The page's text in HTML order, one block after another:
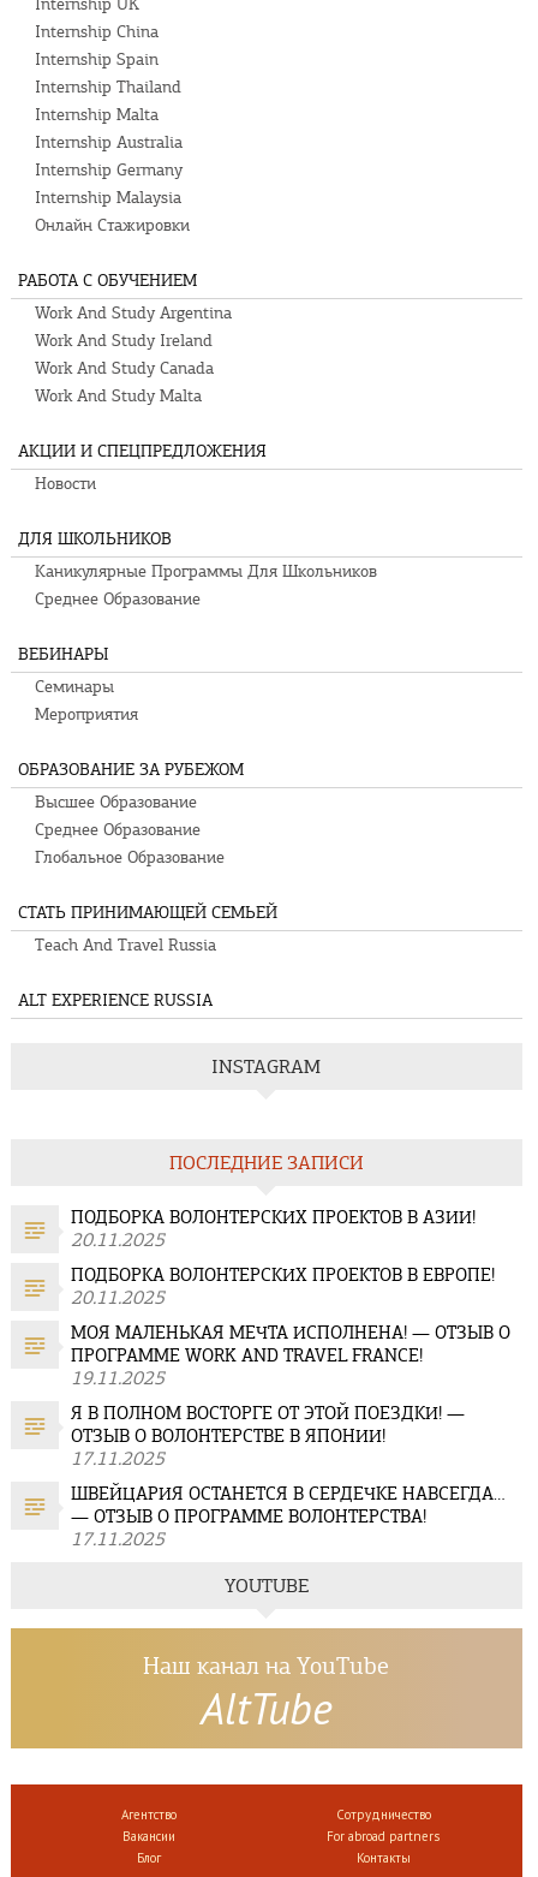
Internship China
Internship Spain
Internship Thailand
Internship Malta
Internship Australia
Internship Germany
Internship Malaysia
Онлайн Стажировки
РАБОТА С ОБУЧЕНИЕМ
Work And Study Argentina
Work And Study Ireland
Work And Study Canada
Work And Study Malta
АКЦИИ И СПЕЦПРЕДЛОЖЕНИЯ
Новости
ДЛЯ ШКОЛЬНИКОВ
Каникулярные Программы Для Школьников
Среднее Образование
ВЕБИНАРЫ
Семинары
Мероприятия
ОБРАЗОВАНИЕ ЗА РУБЕЖОМ
Высшее Образование
Среднее Образование
Глобальное Образование
СТАТЬ ПРИНИМАЮЩЕЙ СЕМЬЕЙ
Teach And Travel Russia
ALT EXPERIENCE RUSSIA
INSTAGRAM
ПОСЛЕДНИЕ ЗАПИСИ
ПОДБОРКА ВОЛОНТЕРСКИХ ПРОЕКТОВ В АЗИИ!
20.11.2025
ПОДБОРКА ВОЛОНТЕРСКИХ ПРОЕКТОВ В ЕВРОПЕ!
20.11.2025
МОЯ МАЛЕНЬКАЯ МЕЧТА ИСПОЛНЕНА! — ОТЗЫВ О
ПРОГРАММЕ WORK AND TRAVEL FRANCE!
19.11.2025
Я В ПОЛНОМ ВОСТОРГЕ ОТ ЭТОЙ ПОЕЗДКИ! —
ОТЗЫВ О ВОЛОНТЕРСТВЕ В ЯПОНИИ!
17.11.2025
ШВЕЙЦАРИЯ ОСТАНЕТСЯ В СЕРДЕЧКЕ НАВСЕГДА…
— ОТЗЫВ О ПРОГРАММЕ ВОЛОНТЕРСТВА!
17.11.2025
YOUTUBE
Наш канал на YouTube
AltTube
Агентство
Сотрудничество
Вакансии
For abroad partners
Блог
Контакты